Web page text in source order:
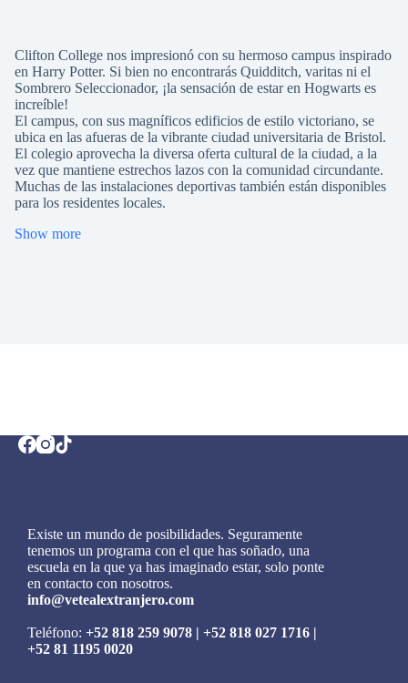
Clifton College nos impresionó con su hermoso campus inspirado
en Harry Potter. Si bien no encontrarás Quidditch, varitas ni el
Sombrero Seleccionador, ¡la sensación de estar en Hogwarts es
increíble!
El campus, con sus magníficos edificios de estilo victoriano, se
ubica en las afueras de la vibrante ciudad universitaria de Bristol.
El colegio aprovecha la diversa oferta cultural de la ciudad, a la
vez que mantiene estrechos lazos con la comunidad circundante.
Muchas de las instalaciones deportivas también están disponibles
para los residentes locales.
Show more
Existe un mundo de posibilidades. Seguramente
tenemos un programa con el que has soñado, una
escuela en la que ya has imaginado estar, solo ponte
en contacto con nosotros.
info@vetealextranjero.com
Teléfono: +52 818 259 9078 | +52 818 027 1716 |
+52 81 1195 0020